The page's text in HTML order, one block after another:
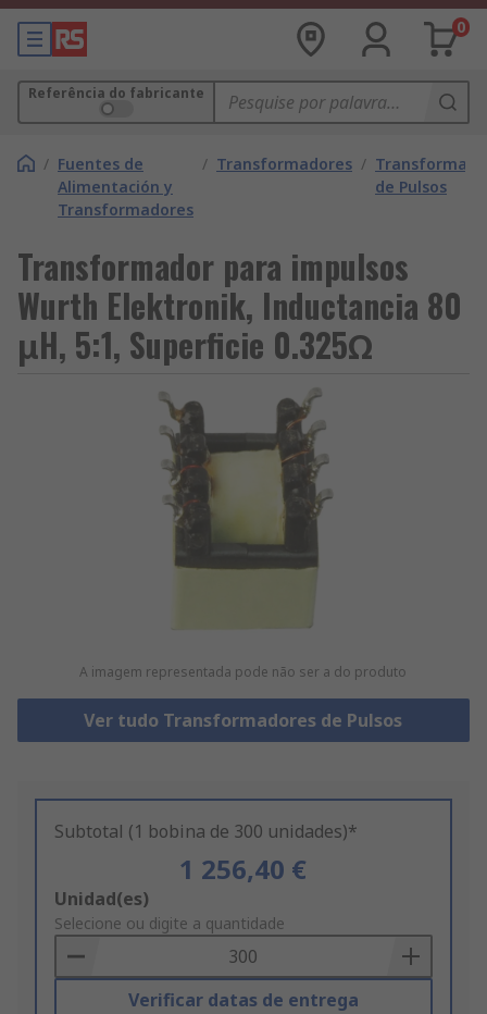
0
Referência do fabricante
/ Fuentes de
Alimentación y
Transformadores
/ Transformadores /
de Pulsos
Transformador para impulsos
Wurth Elektronik, Inductancia 80
μH, 5:1, Superficie 0.325Ω
A imagem representada pode não ser a do produto
Ver tudo Transformadores de Pulsos
Subtotal (1 bobina de 300 unidades)*
1 256,40 €
Add
to
Basket
Unidad(es)
Selecione ou digite a quantidade
Verificar datas de entrega